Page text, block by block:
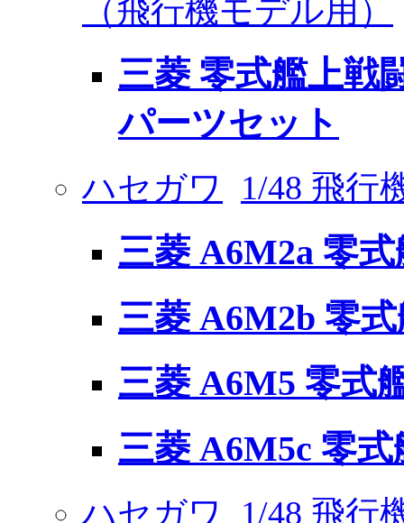
（飛行機モデル用）
三菱 零式艦上戦
パーツセット
ハセガワ 1/48 飛行
三菱 A6M2a 零
三菱 A6M2b 零
三菱 A6M5 零式
三菱 A6M5c 零
ハセガワ 1/48 飛行